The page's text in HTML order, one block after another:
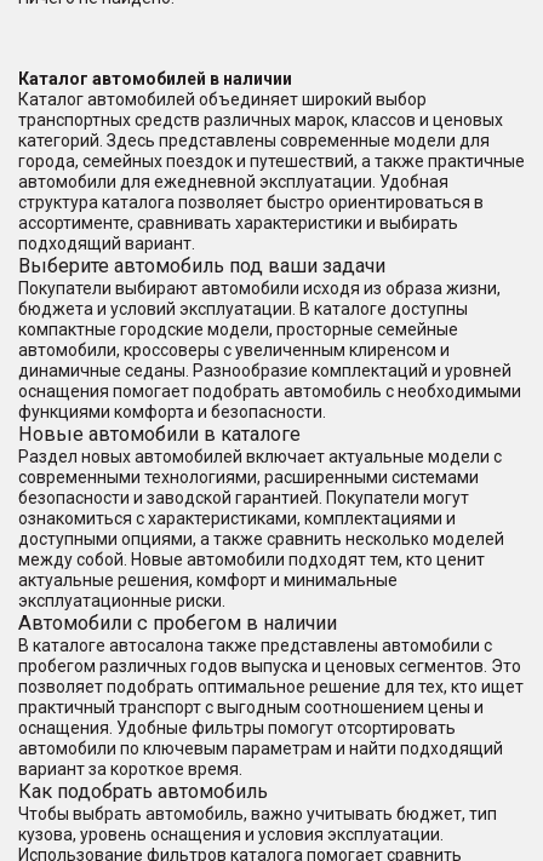
Каталог автомобилей в наличии
Каталог автомобилей объединяет широкий выбор
транспортных средств различных марок, классов и ценовых
категорий. Здесь представлены современные модели для
города, семейных поездок и путешествий, а также практичные
автомобили для ежедневной эксплуатации. Удобная
структура каталога позволяет быстро ориентироваться в
ассортименте, сравнивать характеристики и выбирать
подходящий вариант.
Выберите автомобиль под ваши задачи
Покупатели выбирают автомобили исходя из образа жизни,
бюджета и условий эксплуатации. В каталоге доступны
компактные городские модели, просторные семейные
автомобили, кроссоверы с увеличенным клиренсом и
динамичные седаны. Разнообразие комплектаций и уровней
оснащения помогает подобрать автомобиль с необходимыми
функциями комфорта и безопасности.
Новые автомобили в каталоге
Раздел новых автомобилей включает актуальные модели с
современными технологиями, расширенными системами
безопасности и заводской гарантией. Покупатели могут
ознакомиться с характеристиками, комплектациями и
доступными опциями, а также сравнить несколько моделей
между собой. Новые автомобили подходят тем, кто ценит
актуальные решения, комфорт и минимальные
эксплуатационные риски.
Автомобили с пробегом в наличии
В каталоге автосалона также представлены автомобили с
пробегом различных годов выпуска и ценовых сегментов. Это
позволяет подобрать оптимальное решение для тех, кто ищет
практичный транспорт с выгодным соотношением цены и
оснащения. Удобные фильтры помогут отсортировать
автомобили по ключевым параметрам и найти подходящий
вариант за короткое время.
Как подобрать автомобиль
Чтобы выбрать автомобиль, важно учитывать бюджет, тип
кузова, уровень оснащения и условия эксплуатации.
Использование фильтров каталога помогает сравнить